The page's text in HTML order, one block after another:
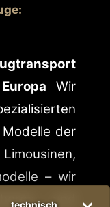
:
Wir
der
– wir
und